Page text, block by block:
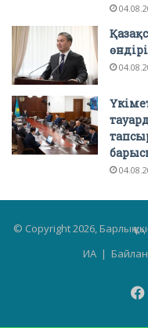
© Copyright 2026, Барлық
ИА |